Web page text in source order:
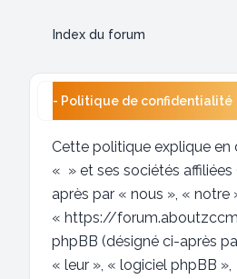
Index du forum
- Politique de confidentialité
Cette politique explique
« » et ses sociétés affiliées
après par « nous », « notre
« https://
phpBB (désigné ci-après
« leur », « logiciel phpBB »,